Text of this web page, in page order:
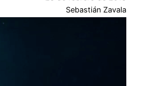
Sebastián Zavala